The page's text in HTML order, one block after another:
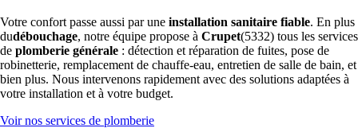
Votre confort passe aussi par une installation sanitaire fiable. En plus
dudébouchage, notre équipe propose à Crupet(5332) tous les services
de plomberie générale : détection et réparation de fuites, pose de
robinetterie, remplacement de chauffe-eau, entretien de salle de bain, et
bien plus. Nous intervenons rapidement avec des solutions adaptées à
votre installation et à votre budget.
Voir nos services de plomberie